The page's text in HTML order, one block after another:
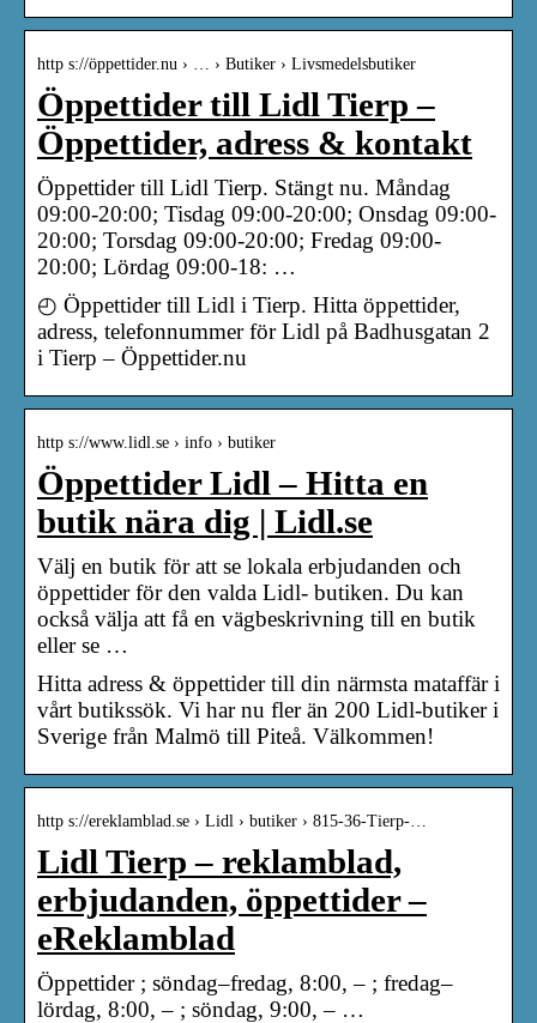
http s://öppettider.nu › … › Butiker › Livsmedelsbutiker
Öppettider till Lidl Tierp –
Öppettider, adress & kontakt
Öppettider till Lidl Tierp. Stängt nu. Måndag
09:00-20:00; Tisdag 09:00-20:00; Onsdag 09:00-
20:00; Torsdag 09:00-20:00; Fredag 09:00-
20:00; Lördag 09:00-18: …
◴ Öppettider till Lidl i Tierp. Hitta öppettider,
adress, telefonnummer för Lidl på Badhusgatan 2
i Tierp – Öppettider.nu
http s://www.lidl.se › info › butiker
Öppettider Lidl – Hitta en
butik nära dig | Lidl.se
Välj en butik för att se lokala erbjudanden och
öppettider för den valda Lidl- butiken. Du kan
också välja att få en vägbeskrivning till en butik
eller se …
Hitta adress & öppettider till din närmsta mataffär i
vårt butikssök. Vi har nu fler än 200 Lidl-butiker i
Sverige från Malmö till Piteå. Välkommen!
http s://ereklamblad.se › Lidl › butiker › 815-36-Tierp-…
Lidl Tierp – reklamblad,
erbjudanden, öppettider –
eReklamblad
Öppettider ; söndag–fredag, 8:00, – ; fredag–
lördag, 8:00, – ; söndag, 9:00, – …